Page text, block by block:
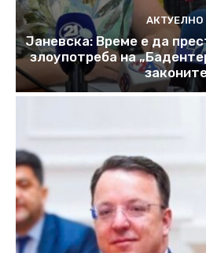
АКТУЕЛНО
Јаневска: Време е да
злоупотреба на